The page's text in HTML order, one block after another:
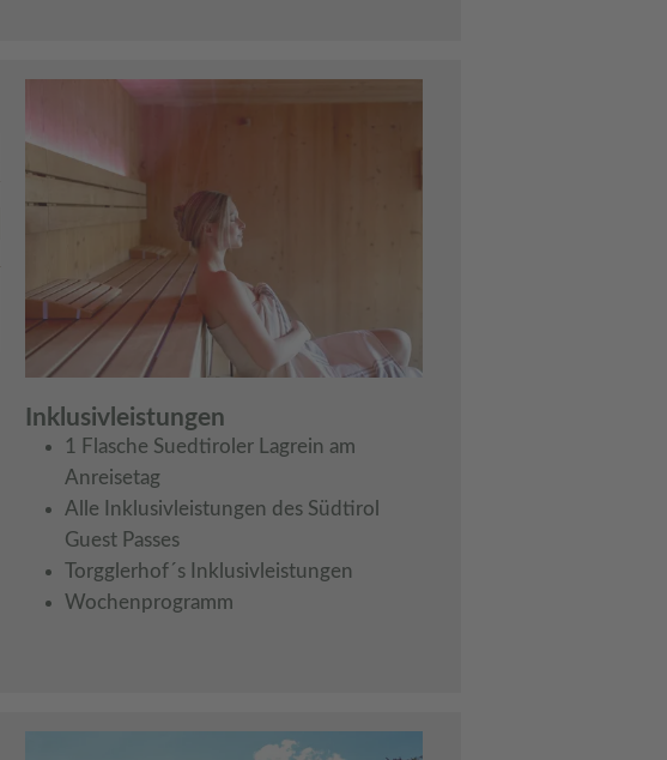
Inklusivleistungen
1 Flasche Suedtiroler Lagrein am
Anreisetag
Alle Inklusivleistungen des Südtirol
Guest Passes
Torgglerhof´s Inklusivleistungen
Wochenprogramm